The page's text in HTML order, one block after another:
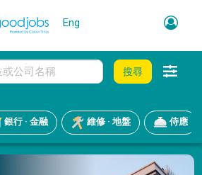
Eng
搜尋
銀行 · 金融 維修 · 地盤 侍應